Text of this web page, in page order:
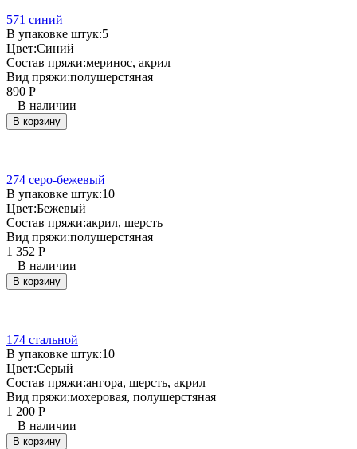
571 синий
В упаковке штук:5
Цвет:Синий
Состав пряжи:меринос, акрил
Вид пряжи:полушерстяная
890 Р
В наличии
В корзину
274 серо-бежевый
В упаковке штук:10
Цвет:Бежевый
Состав пряжи:акрил, шерсть
Вид пряжи:полушерстяная
1 352 Р
В наличии
В корзину
174 стальной
В упаковке штук:10
Цвет:Серый
Состав пряжи:ангора, шерсть, акрил
Вид пряжи:мохеровая, полушерстяная
1 200 Р
В наличии
В корзину